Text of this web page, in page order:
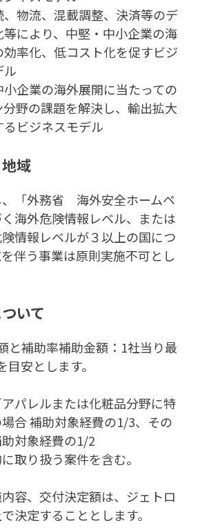
、物流、混載調整、決済等のデ
等により、中堅・中小企業の海
率化、低コスト化を促すビジ
ル
小企業の海外展開に当たっての
分野の課題を解決し、輸出拡大
るビジネスモデル
域
「外務省 海外安全ホームペ
海外危険情報レベル、または
情報レベルが３以上の国につ
伴う事業は原則実施不可とし
いて
と補助率補助金額：1社当り最
安とします。
パレルまたは化粧品分野に特
合 補助対象経費の1/3、その
対象経費の1/2
取り扱う案件を含む。
容、交付決定額は、ジェトロ
決定することとします。